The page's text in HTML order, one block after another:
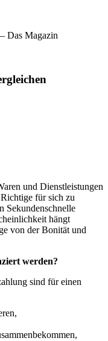
Das Magazin
und Dienstleistungen
für sich zu
Sekundenschnelle
hängt
von der Bonität und
werden?
sind für einen